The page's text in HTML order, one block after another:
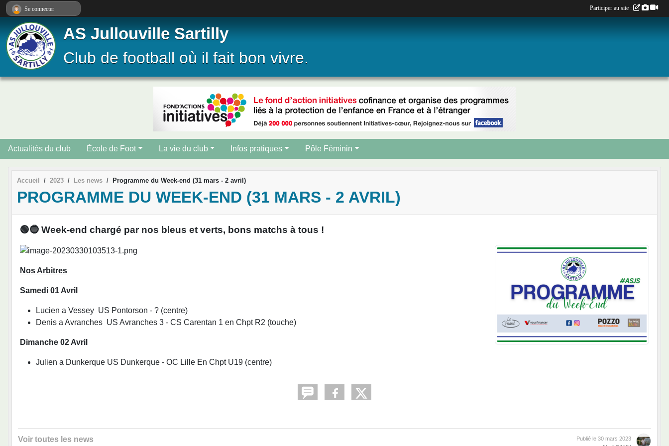
AS Jullouville Sartilly
Club de football où il fait bon vivre.
Actualités du club École de Foot La vie du club Infos pratiques Pôle Féminin
Accueil 2023 Les news Programme du Week-end (31 mars - 2 avril)
PROGRAMME DU WEEK-END (31 MARS - 2 AVRIL)
🟢🔵 Week-end chargé par nos bleus et verts, bons matchs à tous !
Nos Arbitres
Samedi 01 Avril
Lucien a Vessey US Pontorson - ? (centre)
Denis a Avranches US Avranches 3 - CS Carentan 1 en Chpt R2 (touche)
Dimanche 02 Avril
Julien a Dunkerque US Dunkerque - OC Lille En Chpt U19 (centre)
Voir toutes les news Publié le 30 mars 2023
Se connecter Participer au site :
Panneau de gestion des cookies